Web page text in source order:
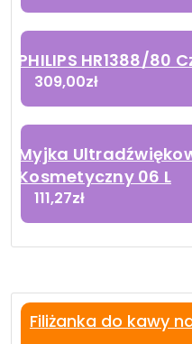
PHILIPS HR1388/80
309,00zł
Myjka
Kosmetyczny 06 L
111,27zł
Filiżanka do kawy